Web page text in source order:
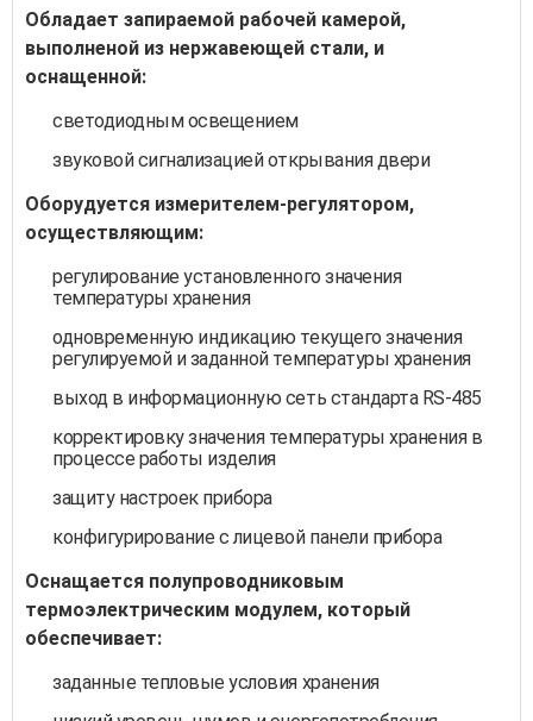
Обладает запираемой рабочей камерой,
выполненой из нержавеющей стали, и
оснащенной:
светодиодным освещением
звуковой сигнализацией открывания двери
Оборудуется измерителем-регулятором,
осуществляющим:
регулирование установленного значения
температуры хранения
одновременную индикацию текущего значения
регулируемой и заданной температуры хранения
выход в информационную сеть стандарта RS-485
корректировку значения температуры хранения в
процессе работы изделия
защиту настроек прибора
конфигурирование с лицевой панели прибора
Оснащается полупроводниковым
термоэлектрическим модулем, который
обеспечивает:
заданные тепловые условия хранения